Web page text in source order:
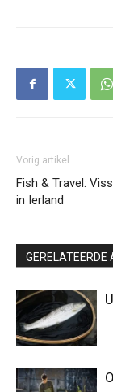
Vorig artikel
Fish & Travel:
in Ierland
GERELATEERDE